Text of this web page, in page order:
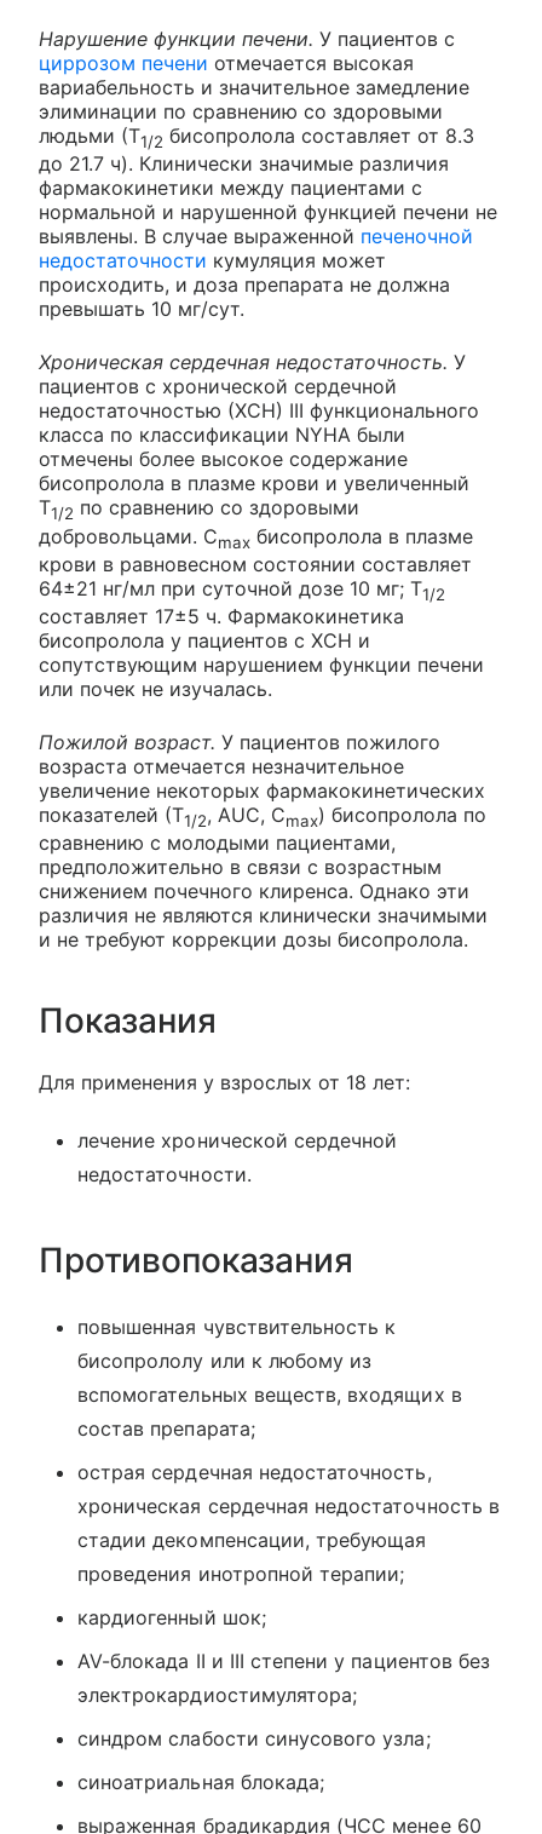
Нарушение функции печени. У пациентов с
циррозом печени отмечается высокая
вариабельность и значительное замедление
элиминации по сравнению со здоровыми
людьми (Т1/2 бисопролола составляет от 8.3
до 21.7 ч). Клинически значимые различия
фармакокинетики между пациентами с
нормальной и нарушенной функцией печени не
выявлены. В случае выраженной печеночной
недостаточности кумуляция может
происходить, и доза препарата не должна
превышать 10 мг/сут.
Хроническая сердечная недостаточность. У
пациентов с хронической сердечной
недостаточностью (ХСН) III функционального
класса по классификации NYHA были
отмечены более высокое содержание
бисопролола в плазме крови и увеличенный
Т1/2 по сравнению со здоровыми
добровольцами. Cmax бисопролола в плазме
крови в равновесном состоянии составляет
64±21 нг/мл при суточной дозе 10 мг; Т1/2
составляет 17±5 ч. Фармакокинетика
бисопролола у пациентов с ХСН и
сопутствующим нарушением функции печени
или почек не изучалась.
Пожилой возраст. У пациентов пожилого
возраста отмечается незначительное
увеличение некоторых фармакокинетических
показателей (Т1/2, AUC, Cmax) бисопролола по
сравнению с молодыми пациентами,
предположительно в связи с возрастным
снижением почечного клиренса. Однако эти
различия не являются клинически значимыми
и не требуют коррекции дозы бисопролола.
Показания
Для применения у взрослых от 18 лет:
лечение хронической сердечной
недостаточности.
Противопоказания
повышенная чувствительность к
бисопрололу или к любому из
вспомогательных веществ, входящих в
состав препарата;
острая сердечная недостаточность,
хроническая сердечная недостаточность в
стадии декомпенсации, требующая
проведения инотропной терапии;
кардиогенный шок;
AV-блокада II и III степени у пациентов без
электрокардиостимулятора;
синдром слабости синусового узла;
синоатриальная блокада;
выраженная брадикардия (ЧСС менее 60